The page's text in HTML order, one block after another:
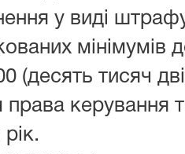
у виді
мінімумів
(десять тисяч
права керування